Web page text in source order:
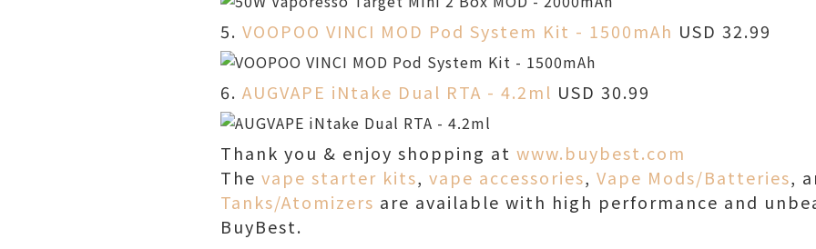
5. VOOPOO VINCI MOD Pod System Kit - 1500mAh USD 32.99
6. AUGVAPE iNtake Dual RTA - 4.2ml USD 30.99
Thank you & enjoy shopping at www.buybest.com
The vape starter kits, vape accessories, Vape Mods/Batteries,
Tanks/Atomizers are available with high performance and
BuyBest.